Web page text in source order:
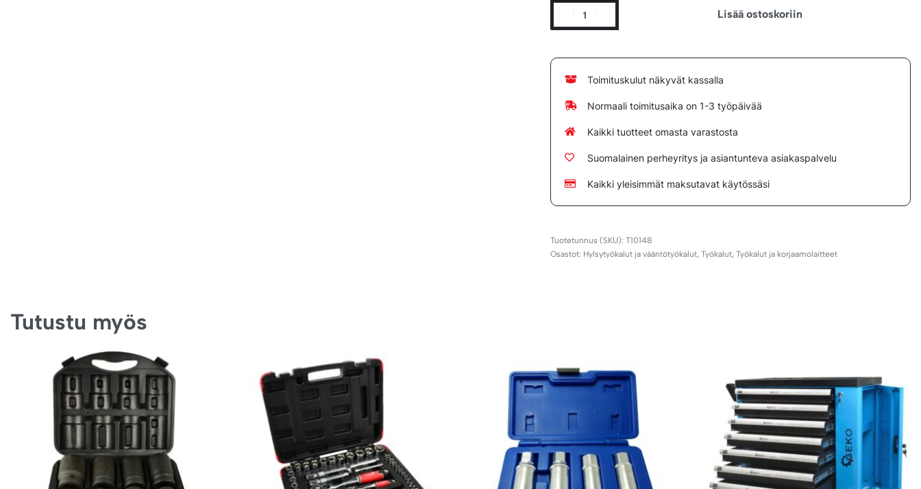
Lisää ostoskoriin
Toimituskulut näkyvät kassalla
Normaali toimitusaika on 1-3 työpäivää
Kaikki tuotteet omasta varastosta
Suomalainen perheyritys ja asiantunteva asiakaspalvelu
Kaikki yleisimmät maksutavat käytössäsi
T10148
Osastot: Hylsytyökalut ja vääntötyökalut,Työkalut,Työkalut ja korjaamolaitteet
Tutustu myös